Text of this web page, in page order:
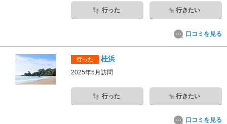
行った 行きたい
口コミを見る
行った 桂浜
2025年5月訪問
行った 行きたい
口コミを見る